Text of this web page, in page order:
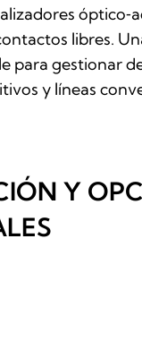
libres.
para gestionar
y líneas
Y